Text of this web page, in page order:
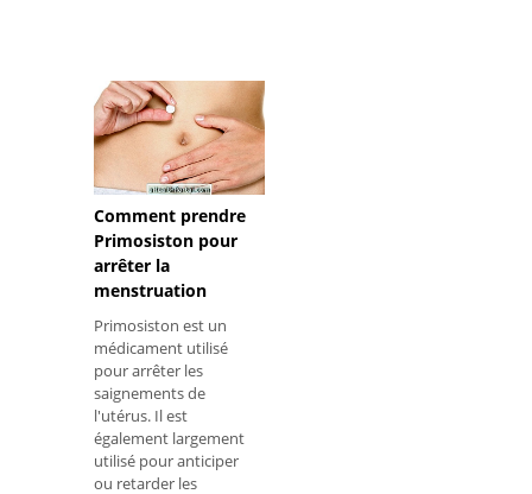
Comment prendre
Primosiston pour
arrêter la
menstruation
Primosiston est un
médicament utilisé
pour arrêter les
saignements de
l'utérus. Il est
également largement
utilisé pour anticiper
ou retarder les